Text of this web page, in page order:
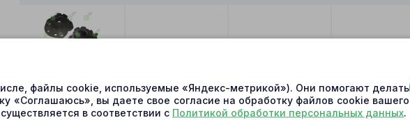
В наличии
файлы cookie, используемые «Яндекс-метрикой»). Они помогают делать
«Соглашаюсь», вы даете свое согласие на обработку файлов cookie вашего
в соответствии с Политикой обработки персональных данных.